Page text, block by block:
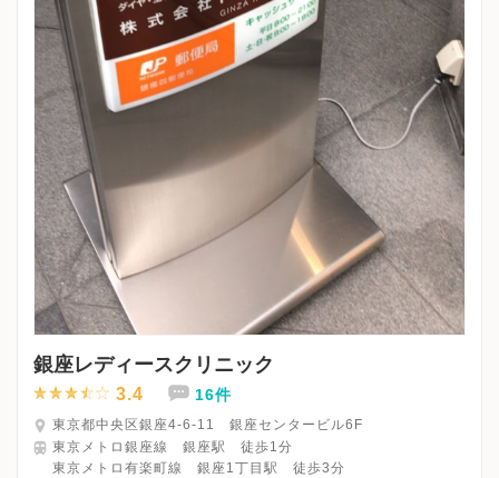
銀座レディースクリニック
3.4 16件
東京都中央区銀座4-6-11 銀座センタービル6F
東京メトロ銀座線 銀座駅 徒歩1分
東京メトロ有楽町線 銀座1丁目駅 徒歩3分